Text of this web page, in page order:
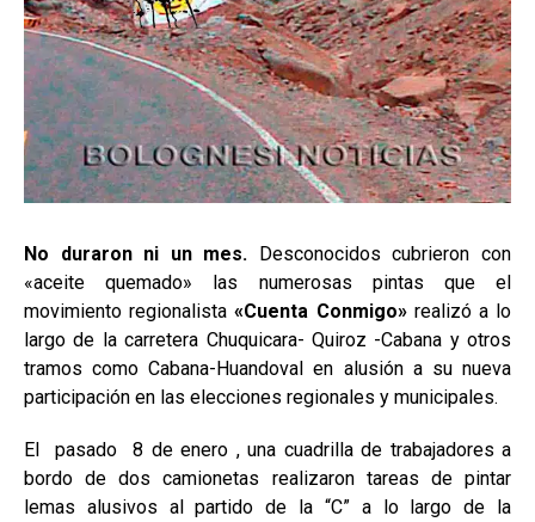
No duraron ni un mes. Desconocidos cubrieron con
«aceite quemado» las numerosas pintas que el
movimiento regionalista«Cuenta Conmigo»realizó a lo
largo de la carretera Chuquicara- Quiroz -Cabana y otros
tramos como Cabana-Huandoval en alusión a su nueva
participación en las elecciones regionales y municipales.
El pasado 8 de enero , una cuadrilla de trabajadores a
bordo de dos camionetas realizaron tareas de pintar
lemas alusivos al partido de la “C” a lo largo de la